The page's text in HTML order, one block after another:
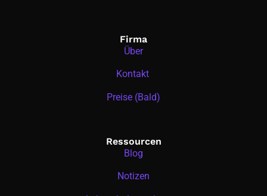
Firma
Über
Kontakt
Preise (Bald)
Ressourcen
Blog
Notizen